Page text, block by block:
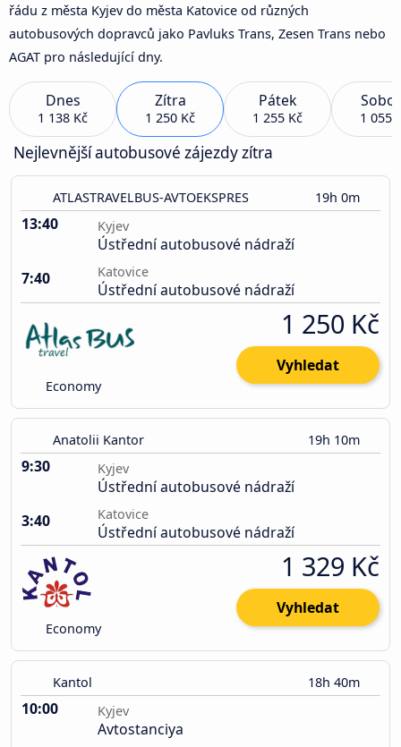
řádu z města Kyjev do města Katovice od různých
autobusových dopravců jako Pavluks Trans, Zesen Trans nebo
AGAT pro následující dny.
Dnes
1 138 Kč
Zítra
1 250 Kč
Pátek
1 255 Kč 1 055
Nejlevnější autobusové zájezdy zítra
ATLASTRAVELBUS-AVTOEKSPRES 19h 0m
13:40 Kyjev
Ústřední autobusové nádraží
7:40
Katovice
Ústřední autobusové nádraží
Economy
1 250 Kč
Vyhledat
Anatolii Kantor 19h 10m
9:30 Kyjev
Ústřední autobusové nádraží
3:40
Katovice
Ústřední autobusové nádraží
Economy
1 329 Kč
Vyhledat
Kantol 18h 40m
10:00 Kyjev
Avtostanciya